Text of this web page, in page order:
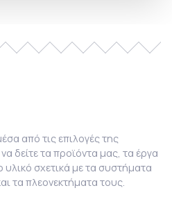
από τις επιλογές της
δείτε τα προϊόντα μας, τα έργα
υλικό σχετικά με τα συστήματα
τα πλεονεκτήματα τους.